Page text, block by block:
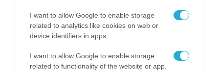
I want to allow Google to enable storage
related to analytics like cookies on web or
device identifiers in apps.
I want to allow Google to enable storage
related to functionality of the website or app.
07.08.2026 | 01:02
Ελέγχεται αμοντάριστο βίντεο της σύγκρουσης
των ελικοπτέρων στην Ψάθα – Σενάριο για
τρίτο ελικόπτερο